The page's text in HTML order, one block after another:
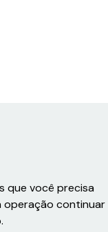
que você precisa
operação continuar